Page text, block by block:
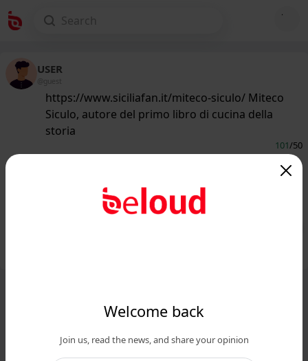
Welcome back
Join us, read the news, and share your opinion
USER
@guest
https://www.siciliafan.it/miteco-siculo/ Miteco
Siculo, autore del primo libro di cucina della
storia
101/50
Sapevi che l'autore del primo libro di
cucina della storia è siciliano?...